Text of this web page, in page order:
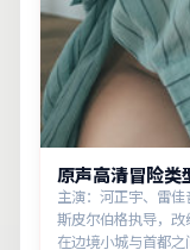
原声高清冒险类
主演：河正宇、雷
斯皮尔伯格执导，改
在边境小城与首都